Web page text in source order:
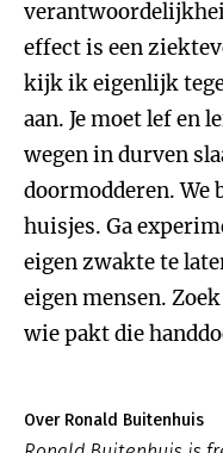
effect is een
kijk ik eigenlijk
aan. Je moet lef en
wegen in durven
doormodderen.
huisjes. Ga
eigen zwakte te
eigen mensen.
wie pakt die
Over Ronald Buitenhuis